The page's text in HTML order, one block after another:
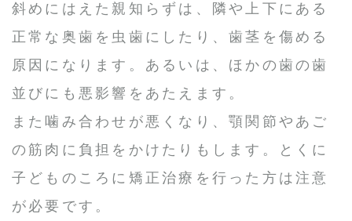
斜めにはえた親知らずは、隣や上下にある
正常な奥歯を虫歯にしたり、歯茎を傷める
原因になります。あるいは、ほかの歯の歯
並びにも悪影響をあたえます。
また噛み合わせが悪くなり、顎関節やあご
の筋肉に負担をかけたりもします。とくに
子どものころに矯正治療を行った方は注意
が必要です。